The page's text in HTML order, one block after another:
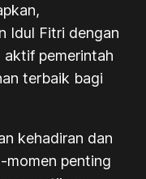
Idul Fitri dengan
aktif pemerintah
terbaik bagi
kehadiran dan
momen penting